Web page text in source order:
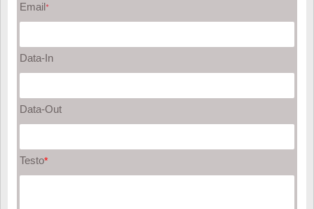
Email*
Data-In
Data-Out
Testo*